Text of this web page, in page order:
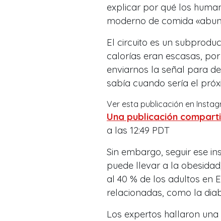
explicar por qué los
moderno de comida
El circuito es un
calorías eran escasas,
enviarnos la señal para
sabía cuando sería el
Ver esta publicación en
Una publicación
a las 12:49 PDT
Sin embargo, seguir ese
puede llevar a la
al 40 % de los adultos en
relacionadas, como la
Los expertos hallaron